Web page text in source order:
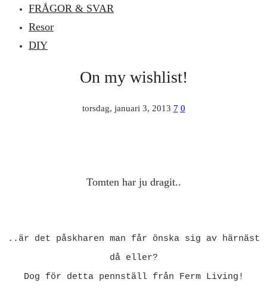
FRÅGOR & SVAR
Resor
DIY
On my wishlist!
torsdag, januari 3, 2013 7 0
Tomten har ju dragit..
..är det påskharen man får önska sig av härnäst
då eller?
Dog för detta pennställ från Ferm Living!